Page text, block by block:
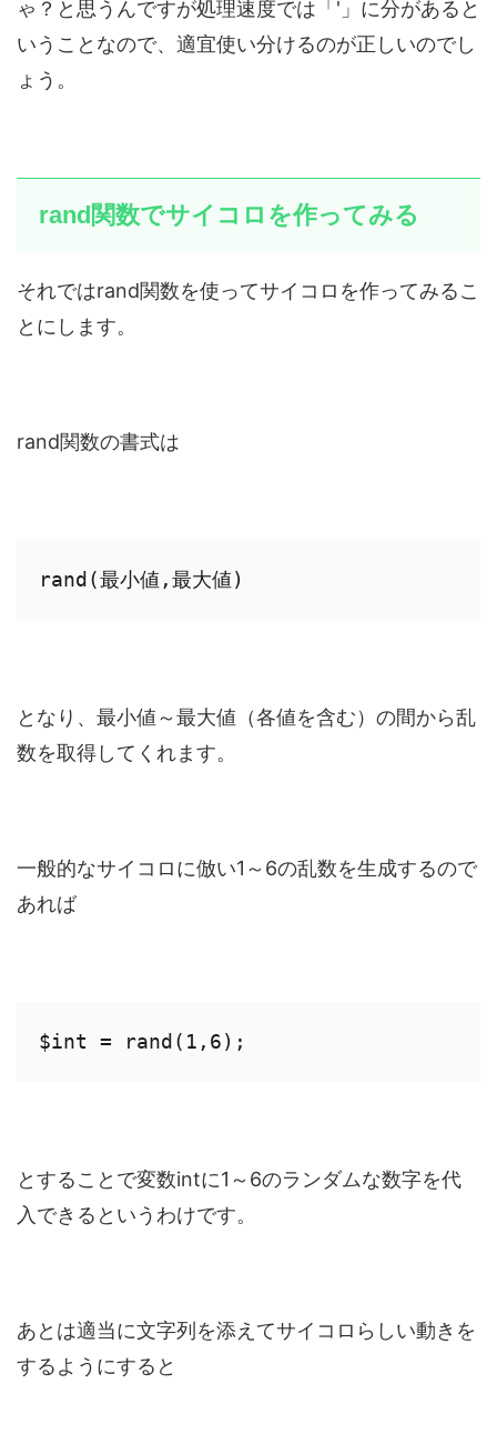
ゃ？と思うんですが処理速度では「'」に分があると
いうことなので、適宜使い分けるのが正しいのでし
ょう。
rand関数でサイコロを作ってみる
それではrand関数を使ってサイコロを作ってみるこ
とにします。
rand関数の書式は
rand(最小値,最大値)
となり、最小値～最大値（各値を含む）の間から乱
数を取得してくれます。
一般的なサイコロに倣い1～6の乱数を生成するので
あれば
$int = rand(1,6);
とすることで変数intに1～6のランダムな数字を代
入できるというわけです。
あとは適当に文字列を添えてサイコロらしい動きを
するようにすると